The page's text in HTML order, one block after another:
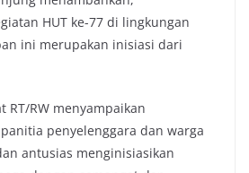
HUT ke-77 di lingkungan
ini merupakan inisiasi dari
RT/RW menyampaikan
penyelenggara dan warga
antusias menginisiasikan